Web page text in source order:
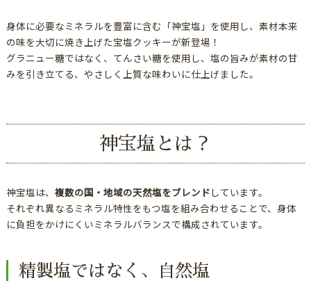
身体に必要なミネラルを豊富に含む「神宝塩」を使用し、素材本来
の味を大切に焼き上げた宝塩クッキーが新登場！
グラニュー糖ではなく、てんさい糖を使用し、塩の旨みが素材の甘
みを引き立てる、やさしく上質な味わいに仕上げました。
神宝塩とは？
神宝塩は、 複数の国・地域の天然塩をブレンド しています。
それぞれ異なるミネラル特性をもつ塩を組み合わせることで、身体
に負担をかけにくいミネラルバランスで構成されています。
精製塩ではなく、自然塩